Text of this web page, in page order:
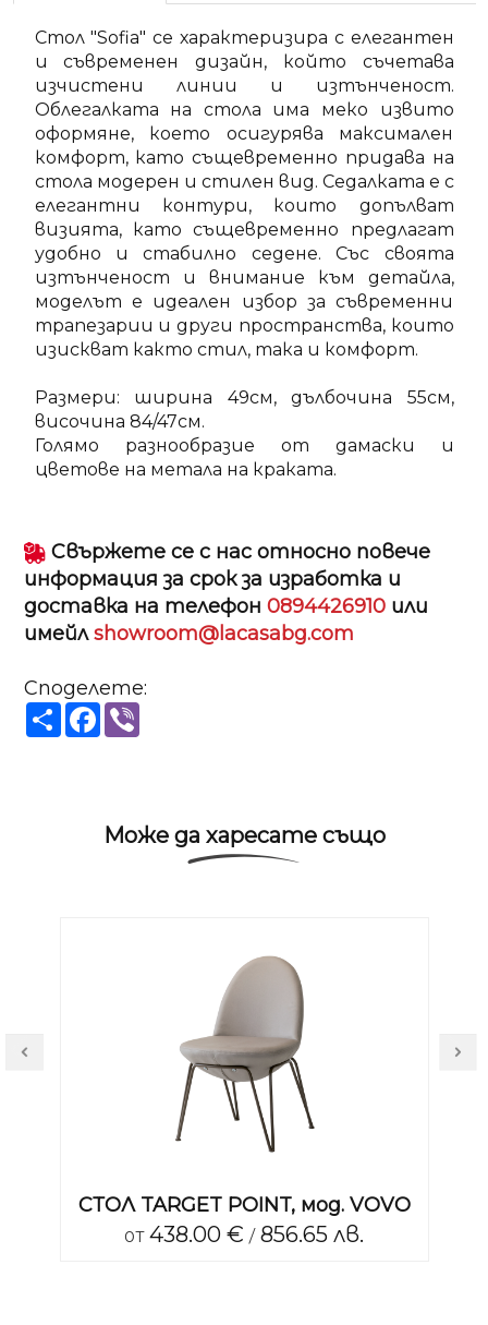
Стол "Sofia" се характеризира с елегантен
и съвременен дизайн, който съчетава
изчистени линии и изтънченост.
Облегалката на стола има меко извито
оформяне, което осигурява максимален
комфорт, като същевременно придава на
стола модерен и стилен вид. Седалката е с
елегантни контури, които допълват
визията, като същевременно предлагат
удобно и стабилно седене. Със своята
изтънченост и внимание към детайла,
моделът е идеален избор за съвременни
трапезарии и други пространства, които
изискват както стил, така и комфорт.
Размери: ширина 49см, дълбочина 55см,
височина 84/47см.
Голямо разнообразие от дамаски и
цветове на метала на краката.
Свържете се с нас относно повече
информация за срок за изработка и
доставка на телефон 0894426910или
имейлshowroom@lacasabg.com
Споделете:
ShareFacebook
Viber
Може да харесате също
СТОЛ TARGET POINT, мод. VOVO
от438.00 € /856.65 лв.